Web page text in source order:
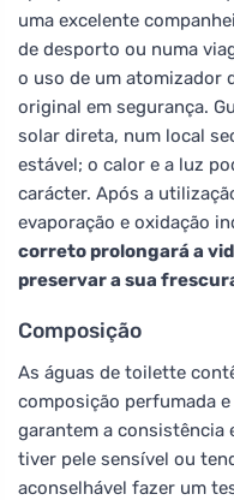
uma excelente
de desporto ou numa
o uso de um atomizador
original em segurança.
solar direta, num local
estável; o calor e a luz
carácter. Após a
evaporação e oxidação
correto prolongará a
preservar a sua
Composição
As águas de toilette
composição perfumada
garantem a consistência
tiver pele sensível ou
aconselhável fazer um